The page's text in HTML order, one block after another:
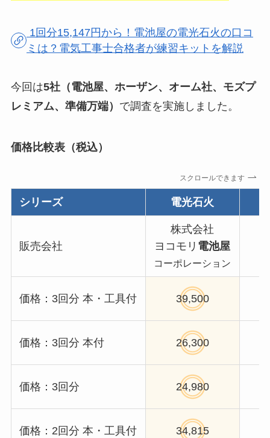
1回分15,147円から！電池屋の電光石火の口コ
ミは？電気工事士合格者が練習キットを解説
今回は5社（電池屋、ホーザン、オーム社、モズプ
レミアム、準備万端） で調査を実施しました。
価格比較表（税込）
スクロールできます
シリーズ 電光石火
販売会社
株式会社
ヨコモリ 電池屋
コーポレーション
価格：3回分 本・工具付 39,500
価格：3回分 本付 26,300
価格：3回分 24,980
価格：2回分 本・工具付 34,815